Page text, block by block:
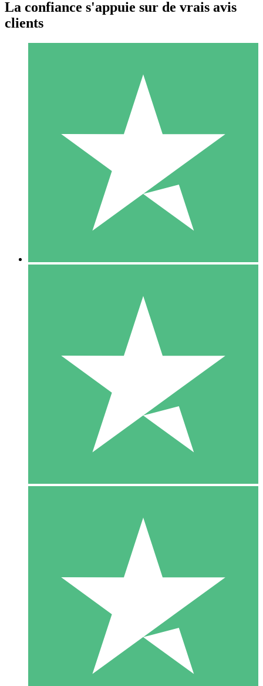
Packs de Crédits Individuels
Payez à l'utilisation avec des crédits de téléchargement. Sans
1 Téléchargement
10 00
10 Téléchargements
20 00
La confiance s'appuie sur de vrais avis
clients